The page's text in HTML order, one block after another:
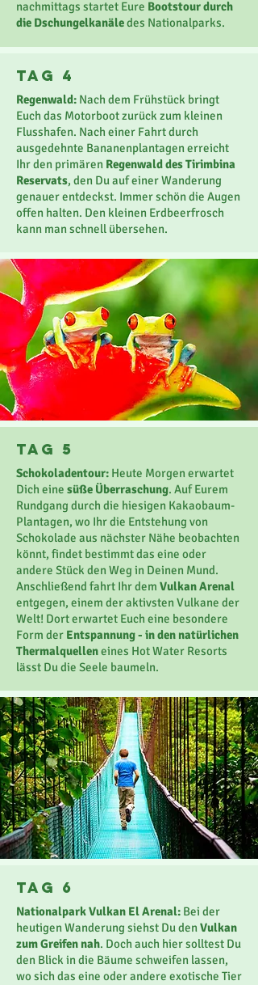
nachmittags startet Eure Bootstour durch
die Dschungelkanäledes Nationalparks.
Tag 4
Regenwald: Nach dem Frühstück bringt
Euch das Motorboot zurück zum kleinen
Flusshafen. Nach einer Fahrt durch
ausgedehnte Bananenplantagen erreicht
Ihr den primären Regenwald des Tirimbina
Reservats, den Du auf einer Wanderung
genauer entdeckst. Immer schön die Augen
offen halten. Den kleinen Erdbeerfrosch
kann man schnell übersehen.
Tag 5
Schokoladentour: Heute Morgen erwartet
Dich eine süße Überraschung. Auf Eurem
Rundgang durch die hiesigen Kakaobaum-
Plantagen, wo Ihr die Entstehung von
Schokolade aus nächster Nähe beobachten
könnt, findet bestimmt das eine oder
andere Stück den Weg in Deinen Mund.
Anschließend fahrt Ihr dem Vulkan Arenal
entgegen, einem der aktivsten Vulkane der
Welt! Dort erwartet Euch eine besondere
Form der Entspannung - in den natürlichen
Thermalquelleneines Hot Water Resorts
lässt Du die Seele baumeln.
Tag 6
Nationalpark Vulkan El Arenal: Bei der
heutigen Wanderung siehst Du denVulkan
zum Greifen nah. Doch auch hier solltest Du
den Blick in die Bäume schweifen lassen,
wo sich das eine oder andere exotische Tier